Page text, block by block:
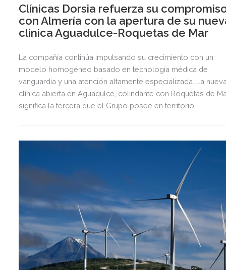
Clínicas Dorsia refuerza su
con Almería con la apertura de su
clínica Aguadulce-Roquetas de Mar
La compañía continúa impulsando su crecimiento con un
modelo homogéneo basado en tecnología médica de
vanguardia y una atención altamente especializada. La
clínica abierta en Aguadulce, colindante con Roquetas de
significa la tercera que el Grupo posee en territorio